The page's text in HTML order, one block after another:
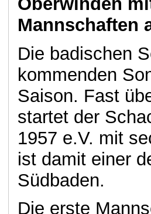
Mannschaften
Die badischen
kommenden
Saison. Fast
startet der
1957 e.V. mit
ist damit einer
Südbaden.
Die erste